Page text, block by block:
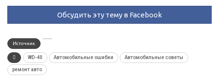
Обсудить эту тему в Facebook
Источник
WD-40 Автомобильные ошибки Автомобильные советы
ремонт авто